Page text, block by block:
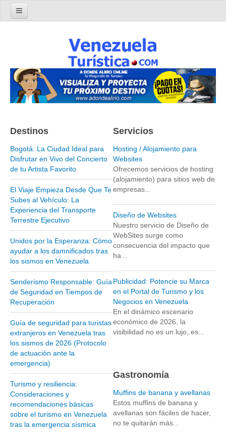
Turismo en Venezuela
Parques Nacionales de Venezuela
Parque Nacional Archipiélago Los Roques
Parque Nacional Canaima
Parque Nacional Henri Pittier y Choroní
Parque Nacional La Cueva del Guácharo
Parque Nacional Laguna de Tacarigua
Parque Nacional Los Médanos de Coro
Parque Nacional Mochima
Parque Nacional Morrocoy
Parque Nacional Península de Paria
Parque Nacional Sierra Nevada
Parque Nacional Cinaruco-Capanaparo
Parque Nacional Parima-Tapirapeco
Parque Nacional Jaua-Sarisariñama
Ecoturismo en Venezuela
Montañas y Llanos
Zona Costera Venezolana
Amazonas
Barlovento
Delta Amacuro
Estado Sucre
La Colonia Tovar
La Gran Sabana
Destinos
Bogotá: La Ciudad Ideal para
Disfrutar en Vivo del Concierto
de tu Artista Favorito
El Viaje Empieza Desde Que Te
Subes al Vehículo: La
Experiencia del Transporte
Terrestre Ejecutivo
Unidos por la Esperanza: Cómo
ayudar a los damnificados tras
los sismos en Venezuela
Senderismo Responsable: Guía
de Seguridad en Tiempos de
Recuperación
Guía de seguridad para turistas
extranjeros en Venezuela tras
los sismos de 2026 (Protocolo
de actuación ante la
emergencia)
Turismo y resiliencia:
Consideraciones y
recomendaciones básicas
sobre el turismo en Venezuela
tras la emergencia sísmica
Servicios
Hosting / Alojamiento para
Websites
Ofrecemos servicios de hosting
(alojamiento) para sitios web de
empresas...
Diseño de Websites
Nuestro servicio de Diseño de
WebSites surge como
consecuencia del impacto que
ha...
Publicidad: Potencie su Marca
en el Portal de Turismo y los
Negocios en Venezuela
En el dinámico escenario
económico de 2026, la
visibilidad no es un lujo, es...
Gastronomía
Muffins de banana y avellanas
Estos muffins de banana y
avellanas son fáciles de hacer,
no te quitarán más...